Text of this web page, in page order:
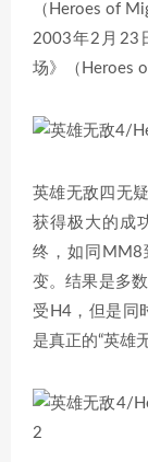
（Heroes of
2003年2月23
场》（Heroes
英雄无敌四无
获得极大的成
终，如同MM8
变。结果是多
受H4，但是同
是真正的“英雄